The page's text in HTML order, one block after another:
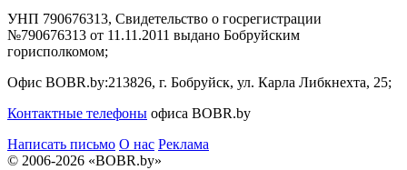
УНП 790676313, Свидетельство о госрегистрации
№790676313 от 11.11.2011 выдано Бобруйским
горисполкомом;
Офис BOBR.by:213826, г. Бобруйск, ул. Карла Либкнехта, 25;
Контактные телефоны офиса BOBR.by
Написать письмо О нас Реклама
© 2006-2026 «BOBR.by»